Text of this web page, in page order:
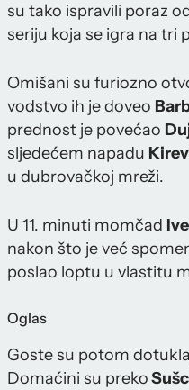
su tako ispravili poraz
seriju koja se igra na tri
Omišani su furiozno
vodstvo ih je doveo
prednost je povećao
sljedećem napadu
u dubrovačkoj mreži.
U 11. minuti momčad
nakon što je već
poslao loptu u vlastitu
Oglas
Goste su potom
Domaćini su preko